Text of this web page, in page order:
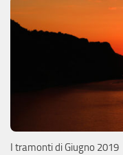
I tramonti di Giugno 2019